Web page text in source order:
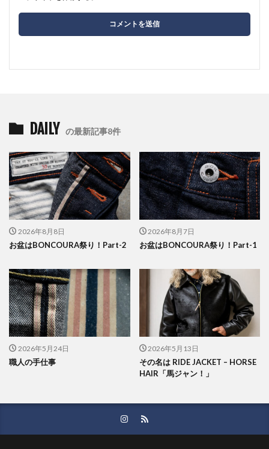
DAILY の最新記事8件
2026年8月8日
お盆はBONCOURA祭り！Part-2
2026年8月7日
お盆はBONCOURA祭り！Part-1
2026年5月24日
職人の手仕事
2026年5月13日
その名は RIDE JACKET – HORSE
HAIR「馬ジャン！」